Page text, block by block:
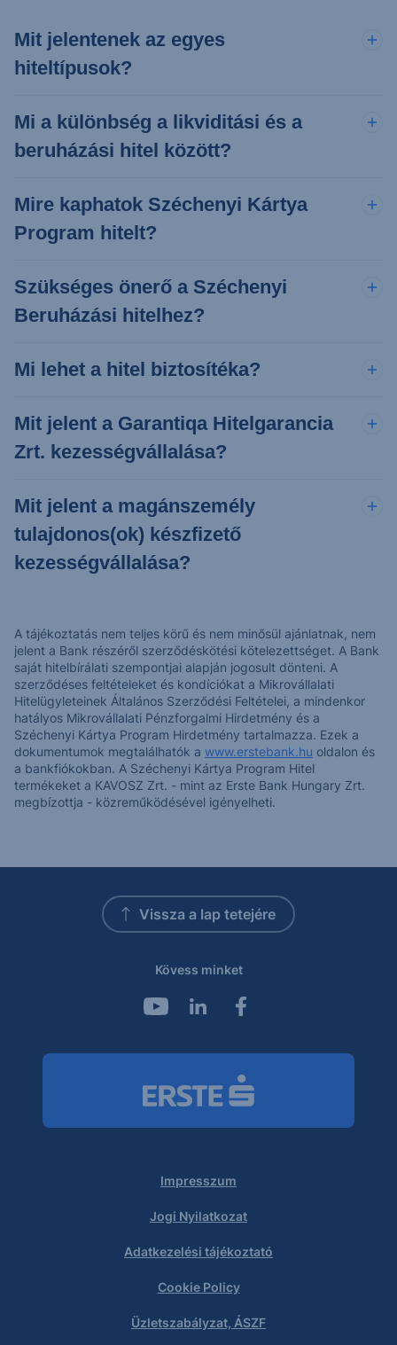
Mit jelentenek az egyes
hiteltípusok?
Mi a különbség a likviditási és a
beruházási hitel között?
Mire kaphatok Széchenyi Kártya
Program hitelt?
Szükséges önerő a Széchenyi
Beruházási hitelhez?
Mi lehet a hitel biztosítéka?
Mit jelent a Garantiqa Hitelgarancia
Zrt. kezességvállalása?
Mit jelent a magánszemély
tulajdonos(ok) készfizető
kezességvállalása?
A tájékoztatás nem teljes körű és nem minősül ajánlatnak, nem
jelent a Bank részéről szerződéskötési kötelezettséget. A Bank
saját hitelbírálati szempontjai alapján jogosult dönteni. A
szerződéses feltételeket és kondíciókat a Mikrovállalati
Hitelügyleteinek Általános Szerződési Feltételei, a mindenkor
hatályos Mikrovállalati Pénzforgalmi Hirdetmény és a
Széchenyi Kártya Program Hirdetmény tartalmazza. Ezek a
dokumentumok megtalálhatók a www.erstebank.hu oldalon és
a bankfiókokban. A Széchenyi Kártya Program Hitel
termékeket a KAVOSZ Zrt. - mint az Erste Bank Hungary Zrt.
megbízottja - közreműködésével igényelheti.
Vissza a lap tetejére
Kövess minket
Impresszum
Jogi Nyilatkozat
Adatkezelési tájékoztató
Cookie Policy
Üzletszabályzat, ÁSZF